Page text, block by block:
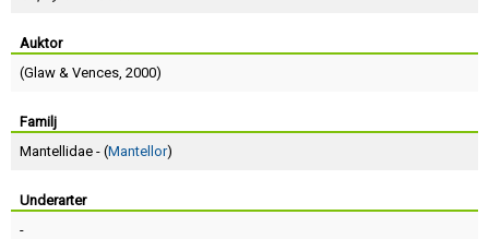
Auktor
(Glaw & Vences, 2000)
Familj
Mantellidae - (Mantellor)
Underarter
-
Terms of Service